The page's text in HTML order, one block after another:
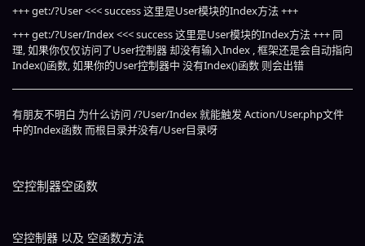
+++ get:/?User <<< success 这里是User模块的Index方法 +++
+++ get:/?User/Index <<< success 这里是User模块的Index方法 +++ 同
理, 如果你仅仅访问了User控制器 却没有输入Index , 框架还是会自动指向
Index()函数, 如果你的User控制器中 没有Index()函数 则会出错
有朋友不明白 为什么访问 /?User/Index 就能触发 Action/User.php文件
中的Index函数 而根目录并没有/User目录呀
空控制器空函数
空控制器 以及 空函数方法